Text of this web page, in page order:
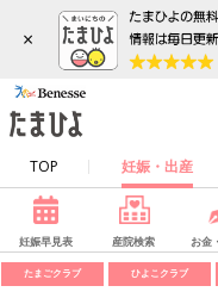
×
TOP 妊娠・出産
妊娠早見表 産院検索 お金
たまごクラブ ひよこクラブ